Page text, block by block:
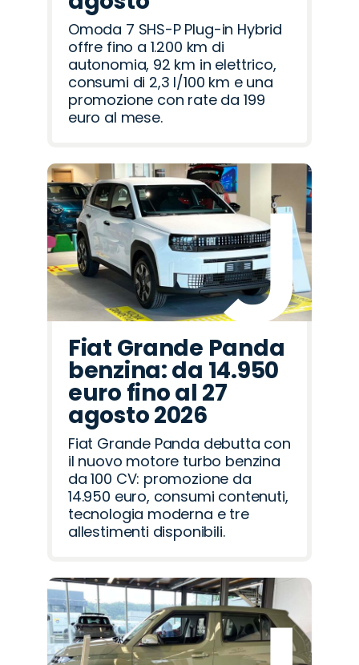
Omoda 7 SHS-P Plug-in Hybrid
offre fino a 1.200 km di
autonomia, 92 km in elettrico,
consumi di 2,3 l/100 km e una
promozione con rate da 199
euro al mese.
Fiat Grande Panda
benzina: da 14.950
euro fino al 27
agosto 2026
Fiat Grande Panda debutta con
il nuovo motore turbo benzina
da 100 CV: promozione da
14.950 euro, consumi contenuti,
tecnologia moderna e tre
allestimenti disponibili.